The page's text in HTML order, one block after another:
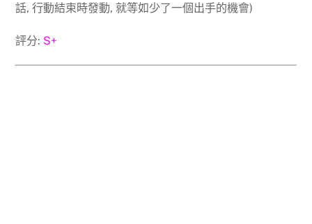
話, 行動結束時發動, 就等如少了一個出手的機會)
評分: S+